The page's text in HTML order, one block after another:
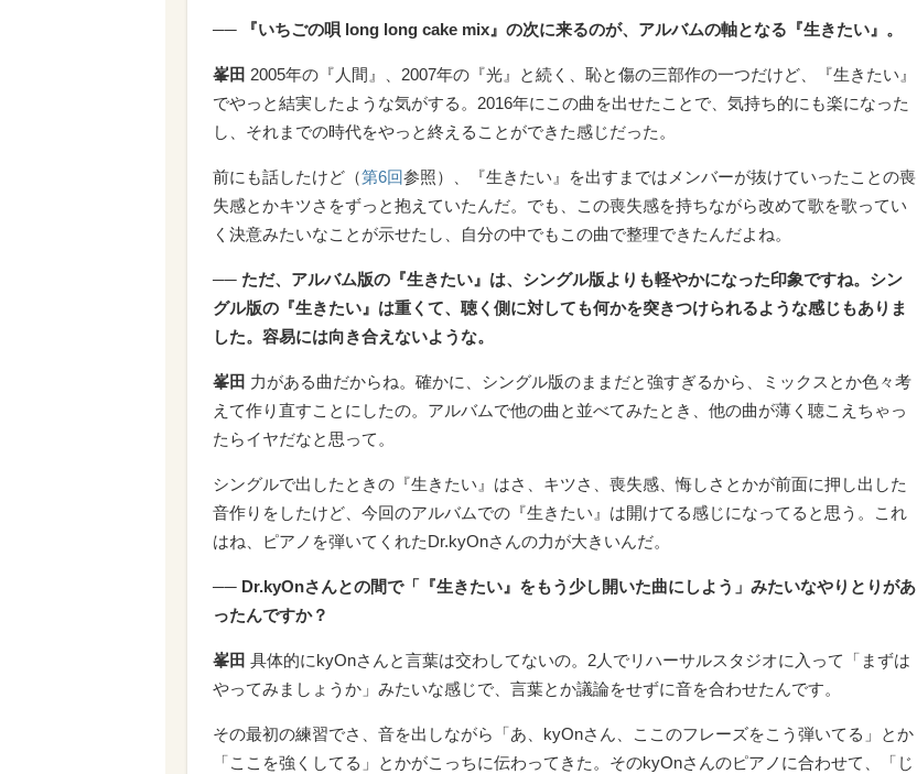
── 『いちごの唄 long long cake mix』の次に来るのが、アルバムの軸となる『生きたい』。
峯田 2005年の『人間』、2007年の『光』と続く、恥と傷の三部作の一つだけど、『生きたい』
でやっと結実したような気がする。2016年にこの曲を出せたことで、気持ち的にも楽になった
し、それまでの時代をやっと終えることができた感じだった。
前にも話したけど（第6回参照）、『生きたい』を出すまではメンバーが抜けていったことの喪
失感とかキツさをずっと抱えていたんだ。でも、この喪失感を持ちながら改めて歌を歌ってい
く決意みたいなことが示せたし、自分の中でもこの曲で整理できたんだよね。
── ただ、アルバム版の『生きたい』は、シングル版よりも軽やかになった印象ですね。シン
グル版の『生きたい』は重くて、聴く側に対しても何かを突きつけられるような感じもありま
した。容易には向き合えないような。
峯田 力がある曲だからね。確かに、シングル版のままだと強すぎるから、ミックスとか色々考
えて作り直すことにしたの。アルバムで他の曲と並べてみたとき、他の曲が薄く聴こえちゃっ
たらイヤだなと思って。
シングルで出したときの『生きたい』はさ、キツさ、喪失感、悔しさとかが前面に押し出した
音作りをしたけど、今回のアルバムでの『生きたい』は開けてる感じになってると思う。これ
はね、ピアノを弾いてくれたDr.kyOnさんの力が大きいんだ。
── Dr.kyOnさんとの間で「『生きたい』をもう少し開いた曲にしよう」みたいなやりとりがあ
ったんですか？
峯田 具体的にkyOnさんと言葉は交わしてないの。2人でリハーサルスタジオに入って「まずは
やってみましょうか」みたいな感じで、言葉とか議論をせずに音を合わせたんです。
その最初の練習でさ、音を出しながら「あ、kyOnさん、ここのフレーズをこう弾いてる」とか
「ここを強くしてる」とかがこっちに伝わってきた。そのkyOnさんのピアノに合わせて、「じ